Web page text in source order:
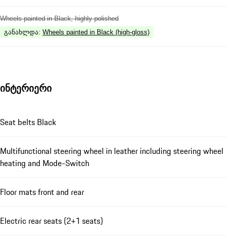
Wheels painted in Black, highly polished
განახლდა: Wheels painted in Black (high-gloss)
ინტერიერი
Seat belts Black
Multifunctional steering wheel in leather including steering wheel
heating and Mode-Switch
Floor mats front and rear
Electric rear seats (2+1 seats)